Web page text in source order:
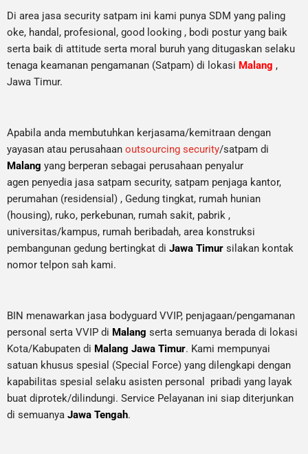
Di area jasa security satpam ini kami punya SDM yang paling
oke, handal, profesional, good looking , bodi postur yang baik
serta baik di attitude serta moral buruh yang ditugaskan selaku
tenaga keamanan pengamanan (Satpam) di lokasi Malang ,
Jawa Timur.
Apabila anda membutuhkan kerjasama/kemitraan dengan
yayasan atau perusahaan outsourcing security/satpam di
Malang yang berperan sebagai perusahaan penyalur
agen penyedia jasa satpam security, satpam penjaga kantor,
perumahan (residensial) , Gedung tingkat, rumah hunian
(housing), ruko, perkebunan, rumah sakit, pabrik ,
universitas/kampus, rumah beribadah, area konstruksi
pembangunan gedung bertingkat di Jawa Timur silakan kontak
nomor telpon sah kami.
BIN menawarkan jasa bodyguard VVIP, penjagaan/pengamanan
personal serta VVIP di Malang serta semuanya berada di lokasi
Kota/Kabupaten di Malang Jawa Timur. Kami mempunyai
satuan khusus spesial (Special Force) yang dilengkapi dengan
kapabilitas spesial selaku asisten personal pribadi yang layak
buat diprotek/dilindungi. Service Pelayanan ini siap diterjunkan
di semuanya Jawa Tengah.